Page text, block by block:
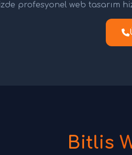
profesyonel web tasarım
Bitlis